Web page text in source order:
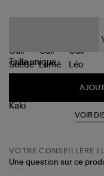
Tailleunique
VOIR
VOTRE CONSEILLÈRE
Une question sur ce